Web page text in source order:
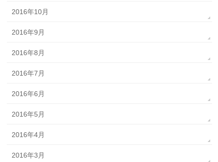
2016年10月
2016年9月
2016年8月
2016年7月
2016年6月
2016年5月
2016年4月
2016年3月